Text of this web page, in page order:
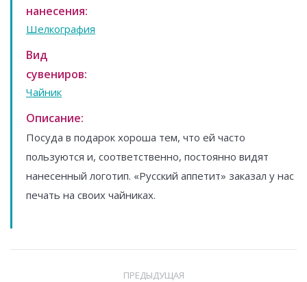
нанесения:
Шелкография
Вид
сувениров:
Чайник
Описание:
Посуда в подарок хороша тем, что ей часто
пользуются и, соответственно, постоянно видят
нанесенный логотип. «Русский аппетит» заказал у нас
печать на своих чайниках.
ПРЕДЫДУЩАЯ